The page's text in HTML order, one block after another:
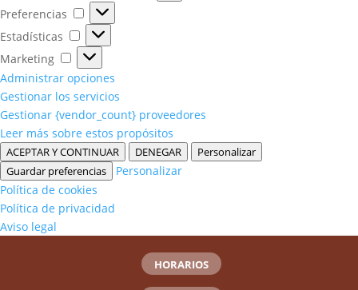
Preferencias
Preferencias
Estadísticas
Estadísticas
Marketing
Marketing
Administrar opciones
Gestionar los servicios
Gestionar {vendor_count} proveedores
Leer más sobre estos propósitos
ACEPTAR Y CONTINUAR DENEGAR
Personalizar
Guardar preferencias
Personalizar
Política de cookies
Política de privacidad
Aviso legal
HORARIOS